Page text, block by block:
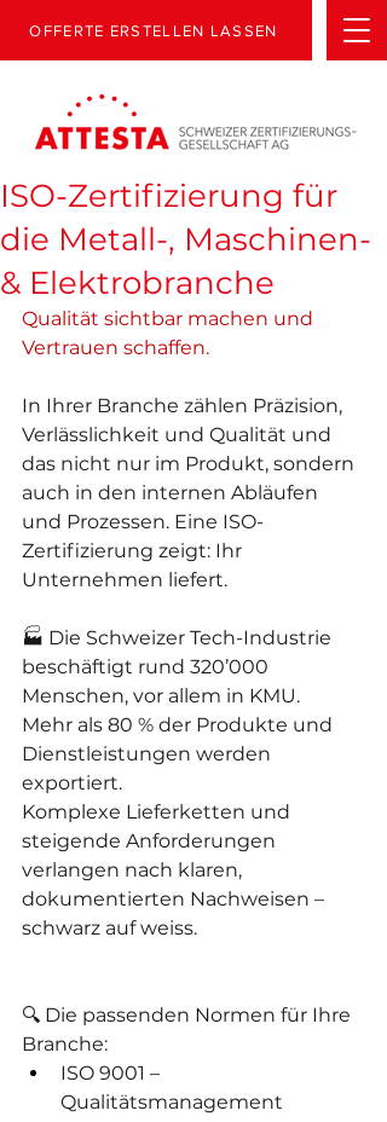
OFFERTE ERSTELLEN LASSEN
ISO-Zertifizierung für
die Metall-, Maschinen-
& Elektrobranche
Qualität sichtbar machen und
Vertrauen schaffen.
In Ihrer Branche zählen Präzision,
Verlässlichkeit und Qualität und
das nicht nur im Produkt, sondern
auch in den internen Abläufen
und Prozessen. Eine ISO-
Zertifizierung zeigt: Ihr
Unternehmen liefert.
🏭 Die Schweizer Tech-Industrie
beschäftigt rund 320’000
Menschen, vor allem in KMU.
Mehr als 80 % der Produkte und
Dienstleistungen werden
exportiert.
Komplexe Lieferketten und
steigende Anforderungen
verlangen nach klaren,
dokumentierten Nachweisen –
schwarz auf weiss.
🔍 Die passenden Normen für Ihre
Branche:
ISO 9001 –
Qualitätsmanagement